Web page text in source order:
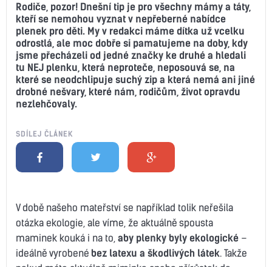
Rodiče, pozor! Dnešní tip je pro všechny mámy a táty,
kteří se nemohou vyznat v nepřeberné nabídce
plenek pro děti. My v redakci máme dítka už vcelku
odrostlá, ale moc dobře si pamatujeme na doby, kdy
jsme přecházeli od jedné značky ke druhé a hledali
tu NEJ plenku, která neproteče, neposouvá se, na
které se neodchlipuje suchý zip a která nemá ani jiné
drobné nešvary, které nám, rodičům, život opravdu
nezlehčovaly.
SDÍLEJ ČLÁNEK
V době našeho mateřství se například tolik neřešila
otázka ekologie, ale víme, že aktuálně spousta
maminek kouká i na to, aby plenky byly ekologické –
ideálně vyrobené bez latexu a škodlivých látek. Takže